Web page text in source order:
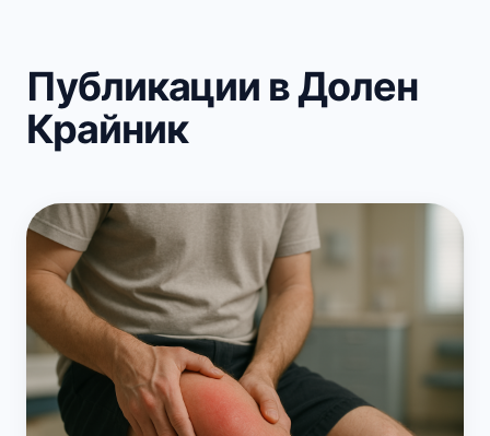
Публикации в Долен
Крайник